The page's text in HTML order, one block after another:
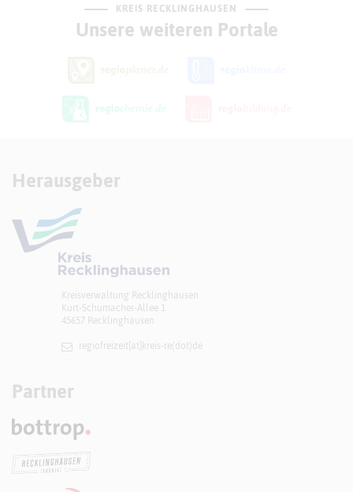
KREIS RECKLINGHAUSEN
Unsere weiteren Portale
Herausgeber
Kreisverwaltung Recklinghausen
Kurt-Schumacher-Allee 1
45657 Recklinghausen
regiofreizeit[at]​kreis-re(dot)de
Partner